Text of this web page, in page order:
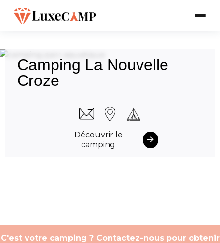
C'est votre camping ? Contactez-nous pour obtenir
Camping La Nouvelle
Croze
Découvrir le
camping